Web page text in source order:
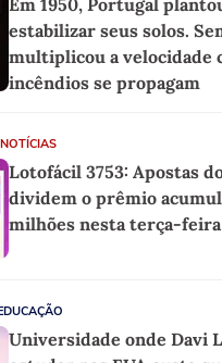
Em 1950, Portugal
estabilizar seus solos.
multiplicou a velocidade
incêndios se propagam
NOTÍCIAS
Lotofácil 3753: Apostas
dividem o prêmio
milhões nesta terça-feira
Universidade onde Davi